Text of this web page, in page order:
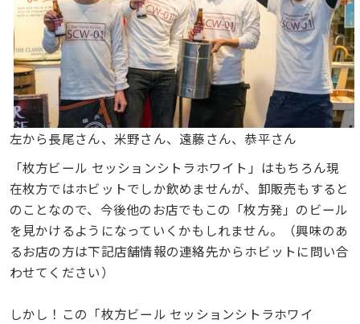
左から長尾さん、米野さん、遠藤さん、恭平さん
「枚方ビール セッションシトラホワイト」はもちろん現
在枚方ではホビットでしか飲めませんが、卸販売もすると
のことなので、今後他のお店でもこの「枚方発」のビール
を見かけるようになっていくかもしれません。（興味のあ
るお店の方は下記店舗情報の連絡先からホビットに問い合
わせてください）
しかし！この「枚方ビール セッションシトラホワイ